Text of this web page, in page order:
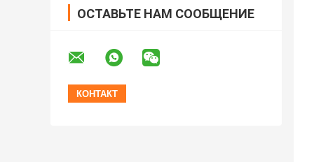
ОСТАВЬТЕ НАМ СООБЩЕНИЕ